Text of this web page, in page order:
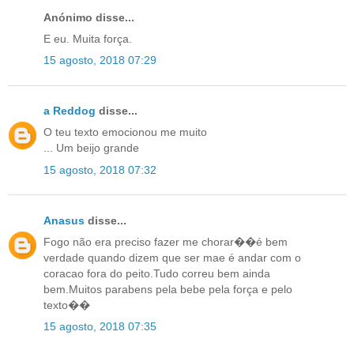
Anónimo disse...
E eu. Muita força.
15 agosto, 2018 07:29
a Reddog disse...
O teu texto emocionou me muito
... Um beijo grande
15 agosto, 2018 07:32
Anasus disse...
Fogo não era preciso fazer me chorar��é bem
verdade quando dizem que ser mae é andar com o
coracao fora do peito.Tudo correu bem ainda
bem.Muitos parabens pela bebe pela força e pelo
texto��
15 agosto, 2018 07:35